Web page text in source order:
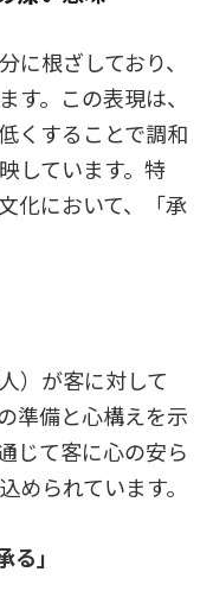
に根ざしており、
。この表現は、
くすることで調和
しています。特
化において、「承
）が客に対して
準備と心構えを示
じて客に心の安ら
められています。
」